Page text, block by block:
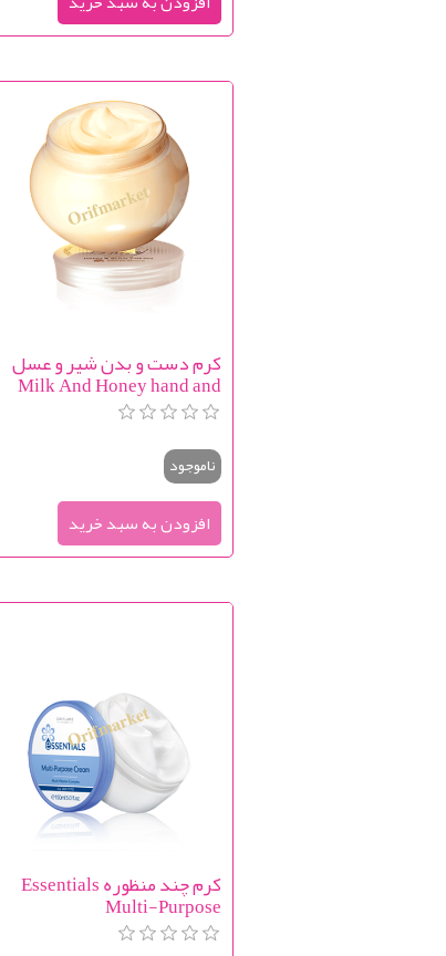
کرم دست و بدن شیر و عسل
Milk And Honey hand and
body cream
ناموجود
کرم چند منظوره Essentials
Multi-Purpose